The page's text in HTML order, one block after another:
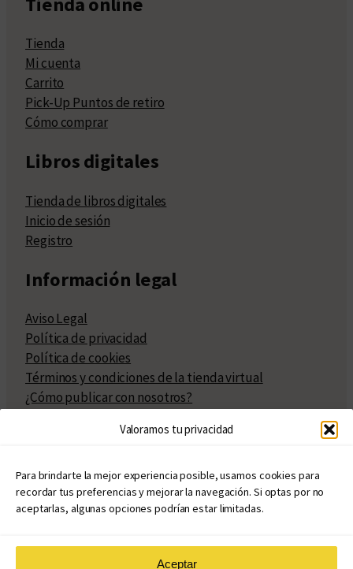
Valoramos tu privacidad
Para brindarte la mejor experiencia posible, usamos cookies para
recordar tus preferencias y mejorar la navegación. Si optas por no
aceptarlas, algunas opciones podrían estar limitadas.
Aceptar
Tienda
Mi cuenta
Carrito
Pick-Up Puntos de retiro
Cómo comprar
Libros digitales
Tienda de libros digitales
Inicio de sesión
Registro
Información legal
Aviso Legal
Política de privacidad
Política de cookies
Términos y condiciones de la tienda virtual
¿Cómo publicar con nosotros?
Políticas de publicación
Políticas de coedición
Atribuciones